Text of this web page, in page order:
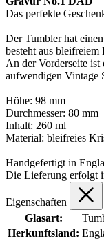
Das perfekte
Der Tumbler hat
besteht aus bleifreiem
An der Vorderseite
aufwendigen Vintage
Höhe: 98 mm
Durchmesser: 80 mm
Inhalt: 260 ml
Material: bleifreies
Handgefertigt in
Die Lieferung erfolgt
Eigenschaften
Glasart:
Herkunftsland: